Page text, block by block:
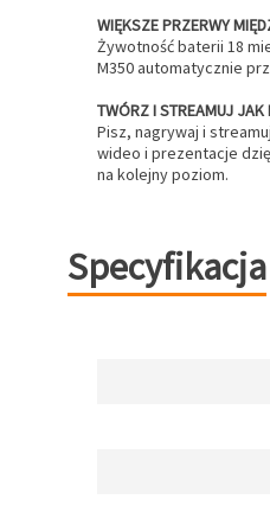
WIĘKSZE PRZERWY
Żywotność baterii 18
M350 automatycznie
TWÓRZ I STREAMUJ JAK
Pisz, nagrywaj i
wideo i prezentacje
na kolejny poziom.
Specyfikacja